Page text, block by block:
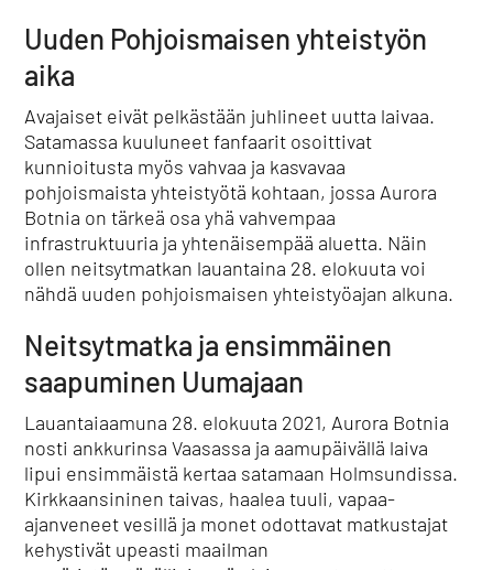
Uuden Pohjoismaisen yhteistyön
aika
Avajaiset eivät pelkästään juhlineet uutta laivaa.
Satamassa kuuluneet fanfaarit osoittivat
kunnioitusta myös vahvaa ja kasvavaa
pohjoismaista yhteistyötä kohtaan, jossa Aurora
Botnia on tärkeä osa yhä vahvempaa
infrastruktuuria ja yhtenäisempää aluetta. Näin
ollen neitsytmatkan lauantaina 28. elokuuta voi
nähdä uuden pohjoismaisen yhteistyöajan alkuna.
Neitsytmatka ja ensimmäinen
saapuminen Uumajaan
Lauantaiaamuna 28. elokuuta 2021, Aurora Botnia
nosti ankkurinsa Vaasassa ja aamupäivällä laiva
lipui ensimmäistä kertaa satamaan Holmsundissa.
Kirkkaansininen taivas, haalea tuuli, vapaa-
ajanveneet vesillä ja monet odottavat matkustajat
kehystivät upeasti maailman